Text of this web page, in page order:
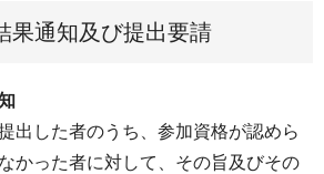
果通知及び提出要請
出した者のうち、参加資格が認めら
かった者に対して、その旨及びその